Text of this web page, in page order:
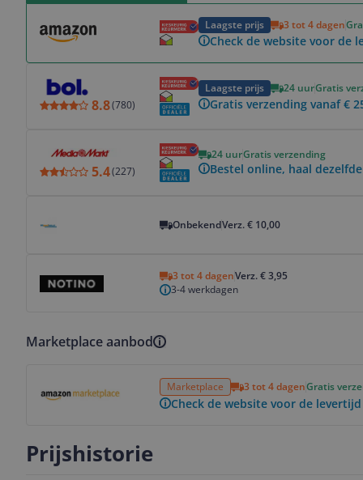
Laagste prijs 3 tot 4 dagen
Check de website voor de
8.8(780)
Laagste prijs 24 uurGratis
Gratis verzending vanaf €
5.4(227)
24 uurGratis verzending
Bestel online, haal
OnbekendVerz. € 10,00
3 tot 4 dagenVerz. € 3,95
3-4 werkdagen
Marketplace aanbod
Marketplace 3 tot 4 dagenGratis
Check de website voor de
Prijshistorie